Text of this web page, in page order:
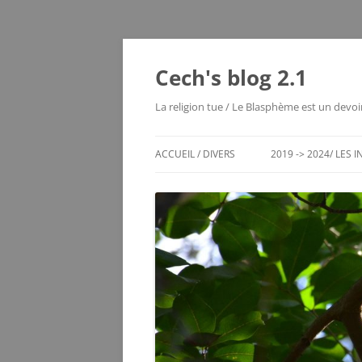
Cech's blog 2.1
La religion tue / Le Blasphème est un
ACCUEIL / DIVERS
LES VOYAGES RÊVÉS
ECHEC / JEUX DE RÉFLEXION
SERVER STATUS
LE VIEUX BLOG
2019 -> 2024/ LES
MAYOTTE 2004